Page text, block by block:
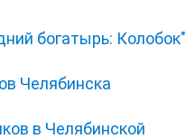
богатырь: Колобок"
Челябинска
в Челябинской